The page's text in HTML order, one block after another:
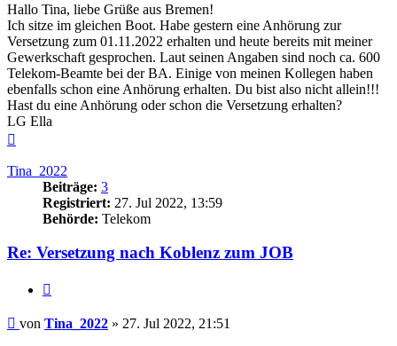
Hallo Tina, liebe Grüße aus Bremen!
Ich sitze im gleichen Boot. Habe gestern eine Anhörung zur
Versetzung zum 01.11.2022 erhalten und heute bereits mit meiner
Gewerkschaft gesprochen. Laut seinen Angaben sind noch ca. 600
Telekom-Beamte bei der BA. Einige von meinen Kollegen haben
ebenfalls schon eine Anhörung erhalten. Du bist also nicht allein!!!
Hast du eine Anhörung oder schon die Versetzung erhalten?
LG Ella
Tina_2022
Beiträge: 3
Registriert: 27. Jul 2022, 13:59
Behörde: Telekom
Re: Versetzung nach Koblenz zum JOB
Beitrag
von Tina_2022 » 27. Jul 2022, 21:51